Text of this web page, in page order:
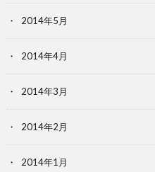
2014年5月
2014年4月
2014年3月
2014年2月
2014年1月